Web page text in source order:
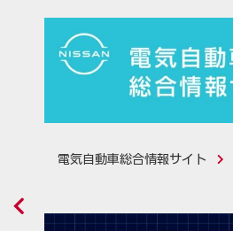
電気自動車総合情報サイト